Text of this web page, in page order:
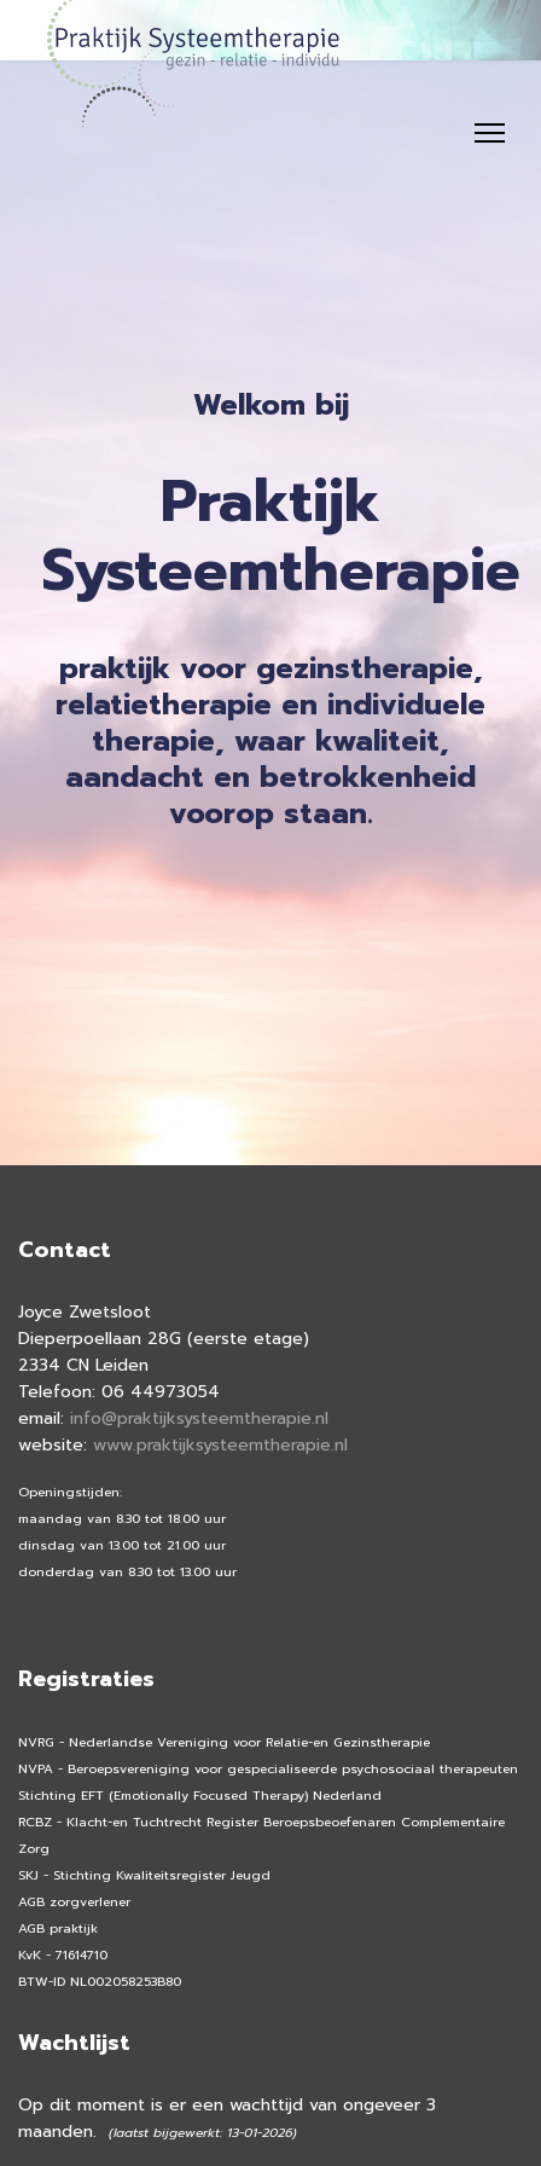
Welkom bij
Praktijk
Systeemtherapie
praktijk voor gezinstherapie,
relatietherapie en individuele
therapie, waar kwaliteit,
aandacht en betrokkenheid
voorop staan.
Contact
Joyce Zwetsloot
Dieperpoellaan 28G (eerste etage)
2334 CN Leiden
Telefoon: 06 44973054
email: info@praktijksysteemtherapie.nl
website: www.praktijksysteemtherapie.nl
Openingstijden:
maandag van 8.30 tot 18.00 uur
dinsdag van 13.00 tot 21.00 uur
donderdag van 8.30 tot 13.00 uur
Registraties
NVRG - Nederlandse Vereniging voor Relatie-en Gezinstherapie
NVPA - Beroepsvereniging voor gespecialiseerde psychosociaal therapeuten
Stichting EFT (Emotionally Focused Therapy) Nederland
RCBZ - Klacht-en Tuchtrecht Register Beroepsbeoefenaren Complementaire
Zorg
SKJ - Stichting Kwaliteitsregister Jeugd
AGB zorgverlener
AGB praktijk
KvK - 71614710
BTW-ID NL002058253B80
Wachtlijst
Op dit moment is er een wachttijd van ongeveer 3
maanden.
(laatst bijgewerkt: 13-01-2026)